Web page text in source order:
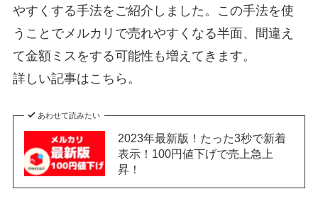
やすくする手法をご紹介しました。この手法を使
うことでメルカリで売れやすくなる半面、間違え
て金額ミスをする可能性も増えてきます。
詳しい記事はこちら。
あわせて読みたい
2023年最新版！たった3秒で新着
表示！100円値下げで売上急上
昇！